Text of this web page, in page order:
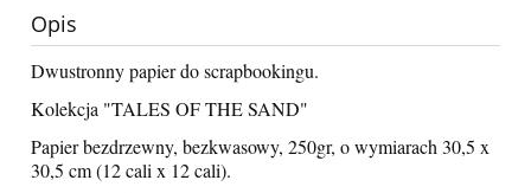
Opis
Dwustronny papier do scrapbookingu.
Kolekcja "TALES OF THE SAND"
Papier bezdrzewny, bezkwasowy, 250gr, o wymiarach 30,5 x
30,5 cm (12 cali x 12 cali).